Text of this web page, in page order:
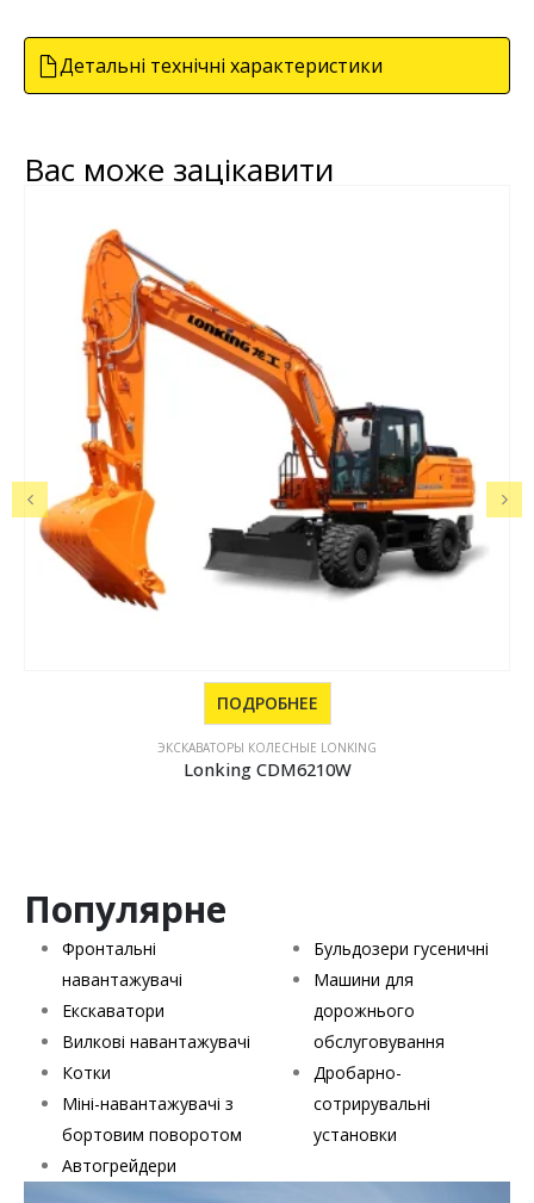
Детальні технічні характеристики
Вас може зацікавити
ПОДРОБНЕЕ
ЭКСКАВАТОРЫ КОЛЕСНЫЕ LONKING
Lonking CDM6210W
Популярне
Фронтальні
навантажувачі
Екскаватори
Вилкові навантажувачі
Котки
Міні-навантажувачі з
бортовим поворотом
Автогрейдери
Бульдозери гусеничні
Машини для
дорожнього
обслуговування
Дробарно-
сотрирувальні
установки